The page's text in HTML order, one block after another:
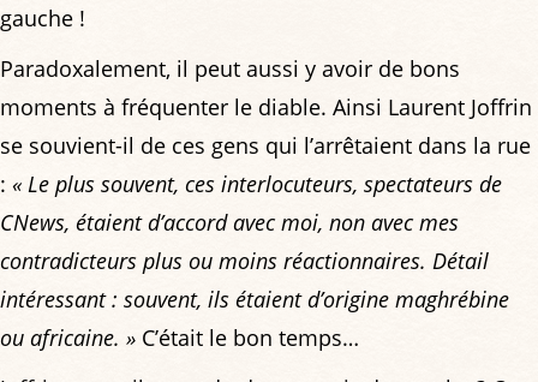
gauche !
Paradoxalement, il peut aussi y avoir de bons
moments à fréquenter le diable. Ainsi Laurent Joffrin
se souvient-il de ces gens qui l’arrêtaient dans la rue
: « Le plus souvent, ces interlocuteurs, spectateurs de
CNews, étaient d’accord avec moi, non avec mes
contradicteurs plus ou moins réactionnaires. Détail
intéressant : souvent, ils étaient d’origine maghrébine
ou africaine. » C’était le bon temps…